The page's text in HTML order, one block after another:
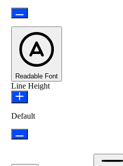
Readable Font
Line Height
Default